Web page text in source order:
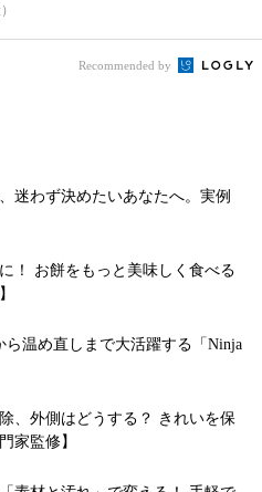
Recommended by
迷わず決めたいあなたへ。実例
！ お餅をもっと美味しく食べる
ら温め直しまで大活躍する「Ninja
、外側はどうする？ きれいを保
家監修】